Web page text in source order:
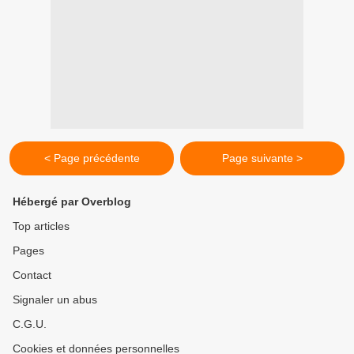
< Page précédente Page suivante >
Hébergé par Overblog
Top articles
Pages
Contact
Signaler un abus
C.G.U.
Cookies et données personnelles